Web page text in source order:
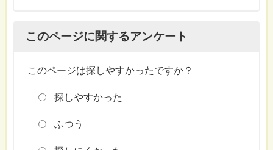
このページに関するアンケート
このページは探しやすかったですか？
探しやすかった
ふつう